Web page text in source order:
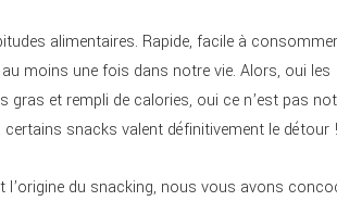
alimentaires. Rapide, facile à
moins une fois dans notre vie. Alors, oui les
et rempli de calories, oui ce n’est pas
snacks valent définitivement le détour !
l’origine du snacking, nous vous avons